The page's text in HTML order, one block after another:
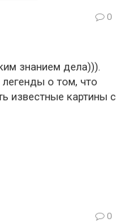
0
знанием дела))).
о том, что
известные картины с
0